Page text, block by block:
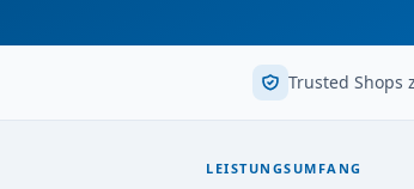
Trusted Shops
LEISTUNGSUMFANG